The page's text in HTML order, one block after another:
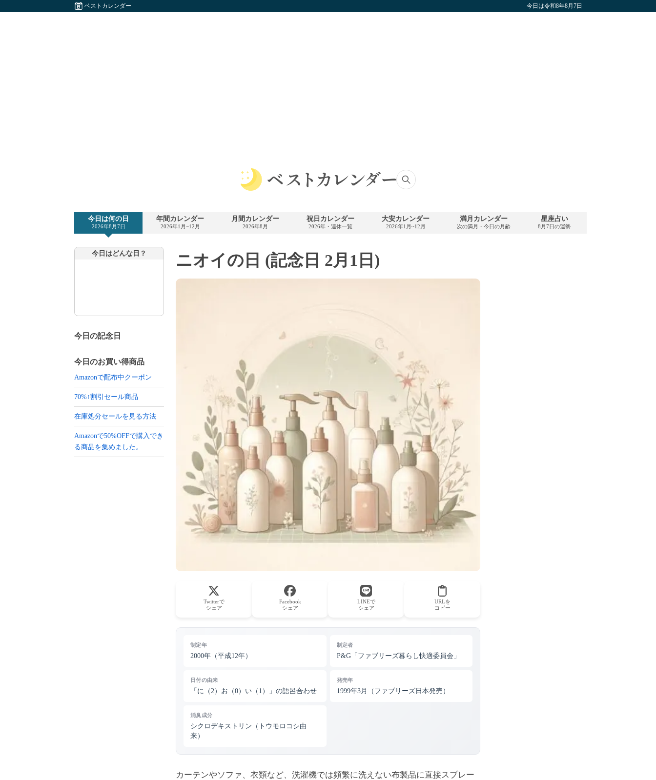
ベストカレンダー 今日は令和8年8月7日
カ
レ
今日は何の日
2026年8月7日
年間カレンダー
2026年1月~12月
月間カレンダー
2026年8月
祝日カレンダー
2026年・連休一覧
大安カレンダー
2026年1月~12月
満月カレンダー
次の満月・今日の月齢
星座占い
8月7日の運勢
ニオイの日 (記念日 2月1日)
Twitterで
シェア
Facebook
シェア
LINEで
シェア
URLを
コピー
制定年
2000年（平成12年）
制定者
P&G「ファブリーズ暮らし快適委員会」
日付の由来
「に（2）お（0）い（1）」の語呂合わせ
発売年
1999年3月（ファブリーズ日本発売）
消臭成分
シクロデキストリン（トウモロコシ由
来）
カーテンやソファ、衣類など、洗濯機では頻繁に洗えない布製品に直接スプレー
今日はどんな日？
今日の記念日
今日のお買い得商品
Amazonで配布中クーポン
70%↑割引セール商品
在庫処分セールを見る方法
Amazonで50%OFFで購入でき
る商品を集めました。